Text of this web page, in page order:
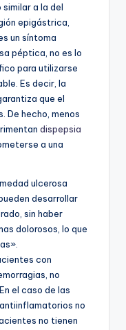
a la del
epigástrica,
un síntoma
péptica, no es lo
para utilizarse
Es decir, la
que el
De hecho, menos
dispepsia
a una
ulcerosa
desarrollar
sin haber
dolorosos, lo que
con
no
. En el caso de las
no
no tienen